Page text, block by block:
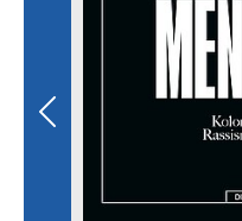
Previous